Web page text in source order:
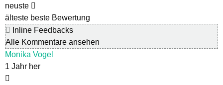
neuste
älteste beste Bewertung
Inline Feedbacks
Alle Kommentare ansehen
Monika Vogel
1 Jahr her